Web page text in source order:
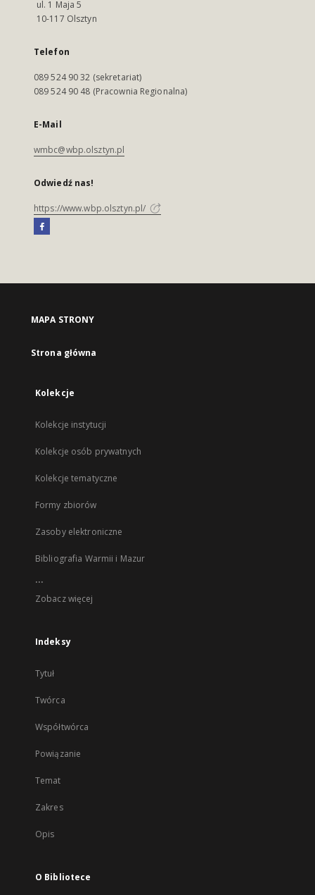
ul. 1 Maja 5
10-117 Olsztyn
Telefon
089 524 90 32 (sekretariat)
089 524 90 48 (Pracownia Regionalna)
E-Mail
wmbc@wbp.olsztyn.pl
Odwiedź nas!
https://www.wbp.olsztyn.pl/
MAPA STRONY
Strona główna
Kolekcje
Kolekcje instytucji
Kolekcje osób prywatnych
Kolekcje tematyczne
Formy zbiorów
Zasoby elektroniczne
Bibliografia Warmii i Mazur
...
Zobacz więcej
Indeksy
Tytuł
Twórca
Współtwórca
Powiązanie
Temat
Zakres
Opis
O Bibliotece